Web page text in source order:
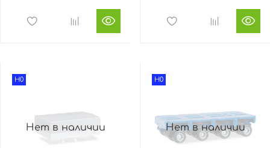
Нет в наличии
H0
Нет в наличии
H0